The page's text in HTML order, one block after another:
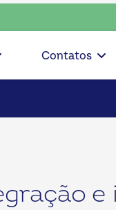
escolha
Contatos
e